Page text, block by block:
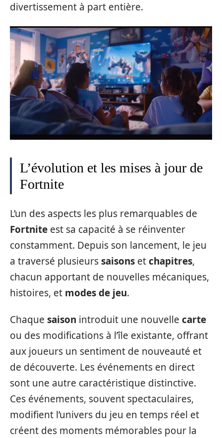
divertissement à part entière.
L’évolution et les mises à jour de
Fortnite
L’un des aspects les plus remarquables de
Fortnite est sa capacité à se réinventer
constamment. Depuis son lancement, le jeu
a traversé plusieurssaisons etchapitres,
chacun apportant de nouvelles mécaniques,
histoires, et modes de jeu.
Chaque saison introduit une nouvelle carte
ou des modifications à l’île existante, offrant
aux joueurs un sentiment de nouveauté et
de découverte. Les événements en direct
sont une autre caractéristique distinctive.
Ces événements, souvent spectaculaires,
modifient l’univers du jeu en temps réel et
créent des moments mémorables pour la